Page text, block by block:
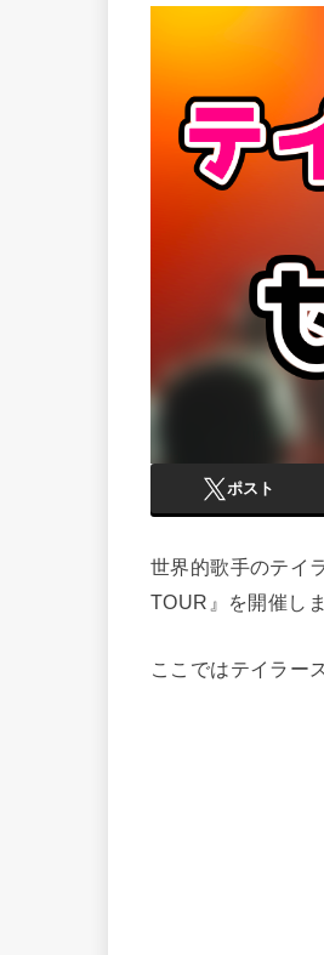
ポスト
世界的歌手のテイ
TOUR』を開催しま
ここではテイラー